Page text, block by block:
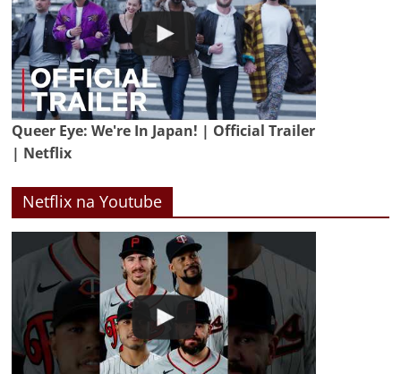
Queer Eye: We're In Japan! | Official Trailer
| Netflix
Netflix na Youtube